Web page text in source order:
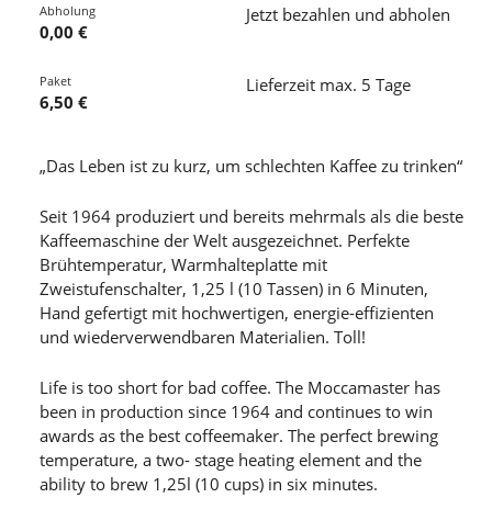
Abholung
0,00 €
Jetzt bezahlen und abholen
Paket
6,50 €
Lieferzeit max. 5 Tage
„Das Leben ist zu kurz, um schlechten Kaffee zu trinken“
Seit 1964 produziert und bereits mehrmals als die beste
Kaffeemaschine der Welt ausgezeichnet. Perfekte
Brühtemperatur, Warmhalteplatte mit
Zweistufenschalter, 1,25 l (10 Tassen) in 6 Minuten,
Hand gefertigt mit hochwertigen, energie-effizienten
und wiederverwendbaren Materialien. Toll!
Life is too short for bad coffee. The Moccamaster has
been in production since 1964 and continues to win
awards as the best coffeemaker. The perfect brewing
temperature, a two- stage heating element and the
ability to brew 1,25l (10 cups) in six minutes.